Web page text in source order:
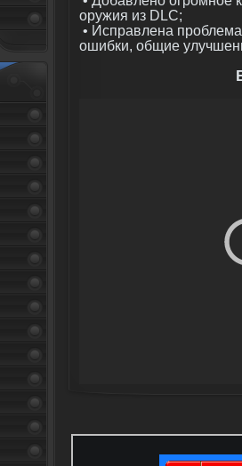
оружия из DLC;
• Исправлена
ошибки, общие